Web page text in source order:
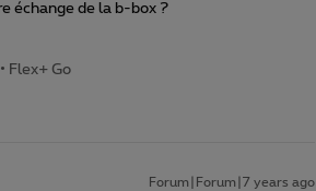
échange de la b-box ?
Flex+ Go
Forum|Forum|7 years ago